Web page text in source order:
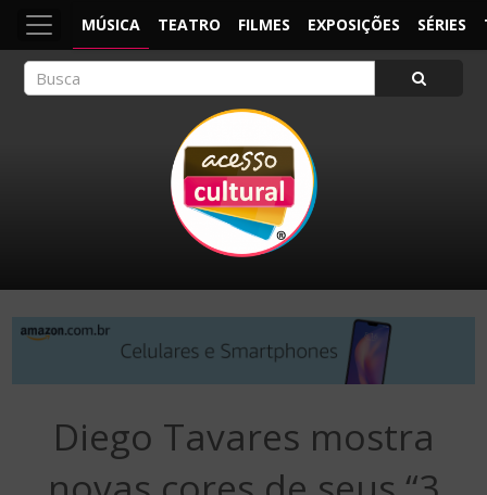
MÚSICA TEATRO FILMES EXPOSIÇÕES SÉRIES
Diego Tavares mostra